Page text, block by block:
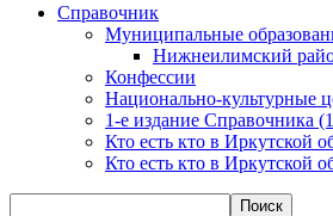
Справочник
Муниципальные
Нижнеилимский
Конфессии
Национально-культурные
1-е издание Справочника
Кто есть кто в Иркутской
Кто есть кто в Иркутской